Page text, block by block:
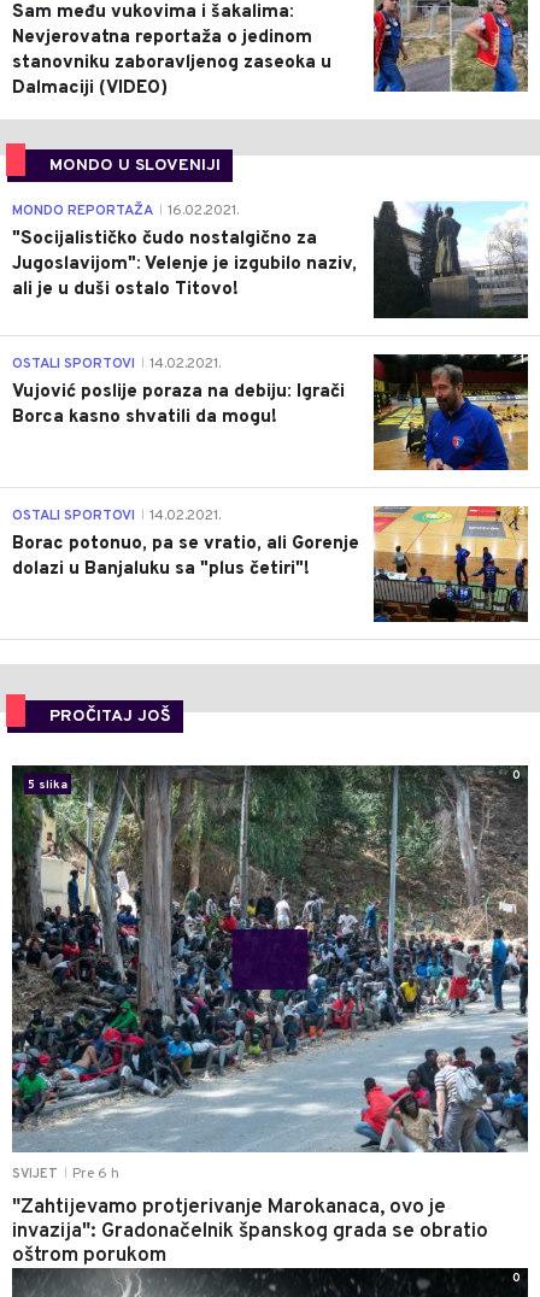
Sam među vukovima i šakalima:
Nevjerovatna reportaža o jedinom
stanovniku zaboravljenog zaseoka u
Dalmaciji (VIDEO)
MONDO U SLOVENIJI
4
MONDO REPORTAŽA 16.02.2021.
"Socijalističko čudo nostalgično za
Jugoslavijom": Velenje je izgubilo naziv,
ali je u duši ostalo Titovo!
1
OSTALI SPORTOVI 14.02.2021.
Vujović poslije poraza na debiju: Igrači
Borca kasno shvatili da mogu!
3
OSTALI SPORTOVI 14.02.2021.
Borac potonuo, pa se vratio, ali Gorenje
dolazi u Banjaluku sa "plus četiri"!
PROČITAJ JOŠ
SVIJET Pre 6 h
"Zahtijevamo protjerivanje Marokanaca, ovo je
invazija": Gradonačelnik španskog grada se obratio
oštrom porukom
5 slika
0
0